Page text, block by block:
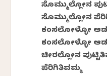
ಸೊಮ್ಮುಲ್ಲೋನ
ಸೊಮ್ಮುಲ್ಲೋನ
ಕಂಸಲೋಳ್ಳೋ ಆಡ
ಕಂಸಲೋಳ್ಳೋ ಆಡ
ಚೀರಲ್ಲೋನ
ಪೆರಿಗಿತಿವಮ್ಮ